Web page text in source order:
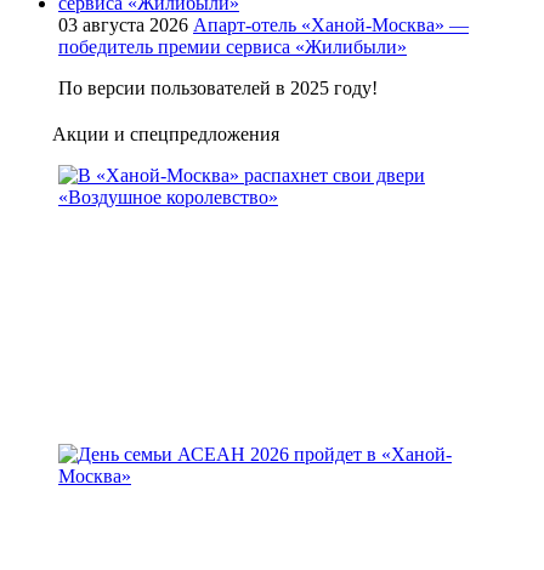
03 августа 2026 Апарт-отель «Ханой-Москва» —
победитель премии сервиса «Жилибыли»
По версии пользователей в 2025 году!
Акции и спецпредложения